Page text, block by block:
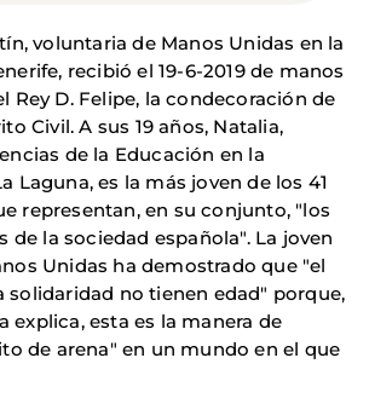
voluntaria de Manos Unidas en la
recibió el 19-6-2019 de manos
Rey D. Felipe, la condecoración de
Civil. A sus 19 años, Natalia,
de la Educación en la
Laguna, es la más joven de los 41
representan, en su conjunto, "los
de la sociedad española". La joven
Unidas ha demostrado que "el
solidaridad no tienen edad" porque,
explica, esta es la manera de
de arena" en un mundo en el que